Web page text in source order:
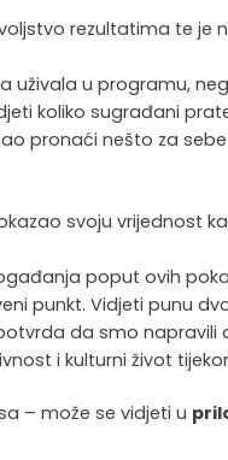
rezultatima te je
uživala u programu,
koliko sugrađani
pronaći nešto za sebe
svoju vrijednost
poput ovih
punkt. Vidjeti punu
da smo napravili
i kulturni život
– može se vidjeti u